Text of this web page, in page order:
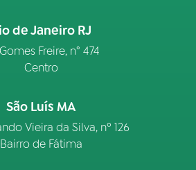
de Janeiro RJ
Freire, n° 474
Centro
São Luís MA
Vieira da Silva, nº 126
Bairro de Fátima